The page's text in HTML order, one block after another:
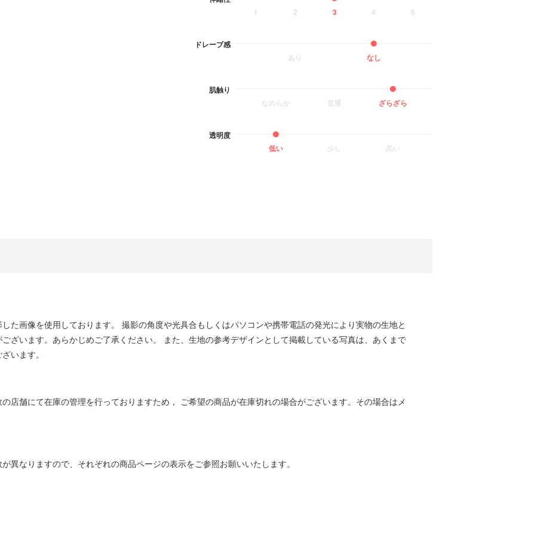
1 2 3 4 5
ドレーブ感
あり なし
肌触り
なめらか 普通 ざらざら
透明度
低い
少し 高い
た画像を使用しております。 撮影の角度や光具合もしくはパソコンや携帯電話の発光により実物の生地と
ざいます。あらかじめご了承ください。 また、生地の参考デザインとして掲載している写真は、あくまで
います。
店舗にて在庫の管理を行っておりますため， ご希望の商品が在庫切れの場合がございます。その場合はメ
異なりますので、それぞれの商品ページの表示をご参照お願いいたします。